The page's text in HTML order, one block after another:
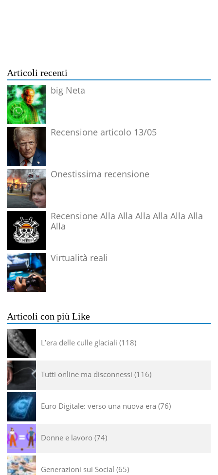
Articoli recenti
big Neta
Recensione articolo 13/05
Onestissima recensione
Recensione Alla Alla Alla Alla Alla Alla
Alla
Virtualità reali
Articoli con più Like
L’era delle culle glaciali 118
Tutti online ma disconnessi 116
Euro Digitale: verso una nuova era 76
Donne e lavoro 74
Generazioni sui Social 65